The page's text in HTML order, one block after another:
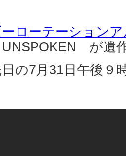
ローテーション
が遺
の7月31日午後９